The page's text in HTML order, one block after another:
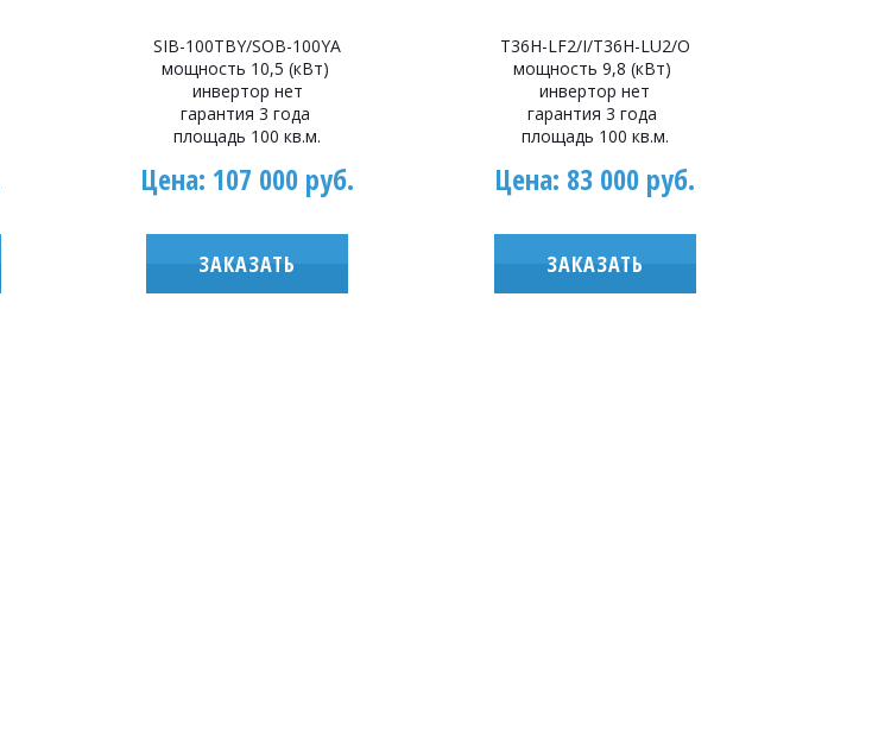
SIB-100TBY/SOB-100YA
мощность 10,5 (кВт)
инвертор нет
гарантия 3 года
площадь 100 кв.м.
Цена: 107 000 руб.
ЗАКАЗАТЬ
T36H-LF2/I/T36H-LU2/O
мощность 9,8 (кВт)
инвертор нет
гарантия 3 года
площадь 100 кв.м.
Цена: 83 000 руб.
ЗАКАЗАТЬ